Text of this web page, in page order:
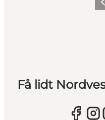
Få lidt